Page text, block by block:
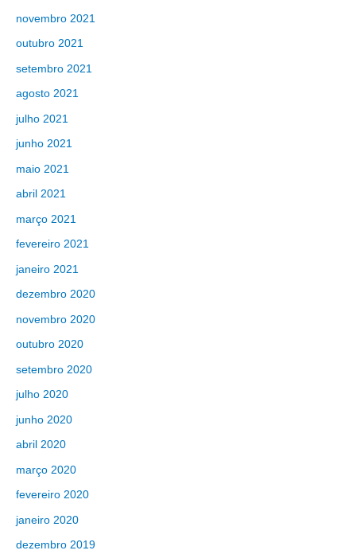
novembro 2021
outubro 2021
setembro 2021
agosto 2021
julho 2021
junho 2021
maio 2021
abril 2021
março 2021
fevereiro 2021
janeiro 2021
dezembro 2020
novembro 2020
outubro 2020
setembro 2020
julho 2020
junho 2020
abril 2020
março 2020
fevereiro 2020
janeiro 2020
dezembro 2019